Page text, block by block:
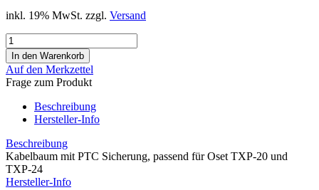
inkl. 19% MwSt. zzgl. Versand
Auf den Merkzettel
Frage zum Produkt
Beschreibung
Hersteller-Info
Beschreibung
Kabelbaum mit PTC Sicherung, passend für Oset TXP-20 und
TXP-24
Hersteller-Info